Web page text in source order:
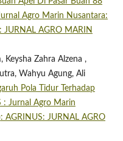
Agro Marin Nusantara:
JURNAL AGRO MARIN
Zahra Alzena ,
Wahyu Agung, Ali
Pola Tidur Terhadap
: Jurnal Agro Marin
AGRINUS: JURNAL AGRO